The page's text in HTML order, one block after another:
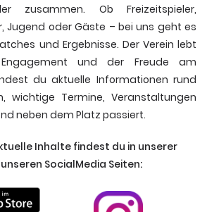
zusammen. Ob Freizeitspieler,
Jugend oder Gäste – bei uns geht es
und Ergebnisse. Der Verein lebt
und der Freude am
du aktuelle Informationen rund
wichtige Termine, Veranstaltungen
neben dem Platz passiert.
Inhalte findest du in unserer
SocialMedia Seiten: